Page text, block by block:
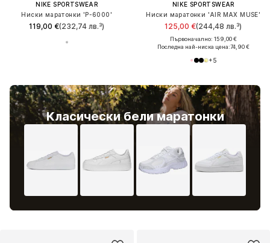
NIKE SPORTSWEAR
Ниски маратонки 'P-6000'
119,00 €(232,74 лв.³)
Класически бели маратонки
NIKE SPORTSWEAR
Ниски маратонки 'AIR MAX MUSE'
125,00 €(244,48 лв.³)
Първоначално: 159,00 €
Последна най-ниска цена:74,90 €
+5